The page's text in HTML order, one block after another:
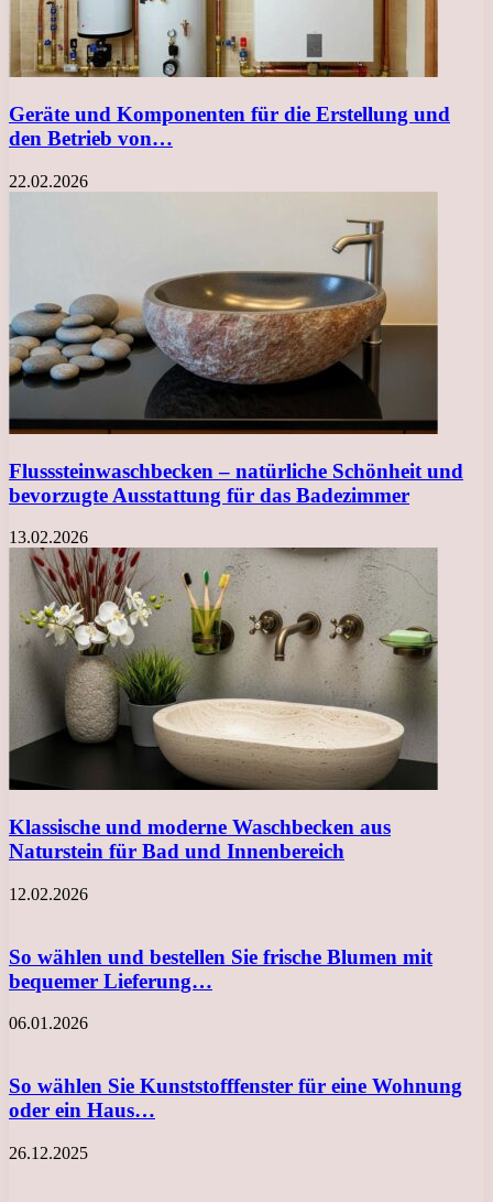
Geräte und Komponenten für die Erstellung und
den Betrieb von…
22.02.2026
Flusssteinwaschbecken – natürliche Schönheit und
bevorzugte Ausstattung für das Badezimmer
13.02.2026
Klassische und moderne Waschbecken aus
Naturstein für Bad und Innenbereich
12.02.2026
So wählen und bestellen Sie frische Blumen mit
bequemer Lieferung…
06.01.2026
So wählen Sie Kunststofffenster für eine Wohnung
oder ein Haus…
26.12.2025